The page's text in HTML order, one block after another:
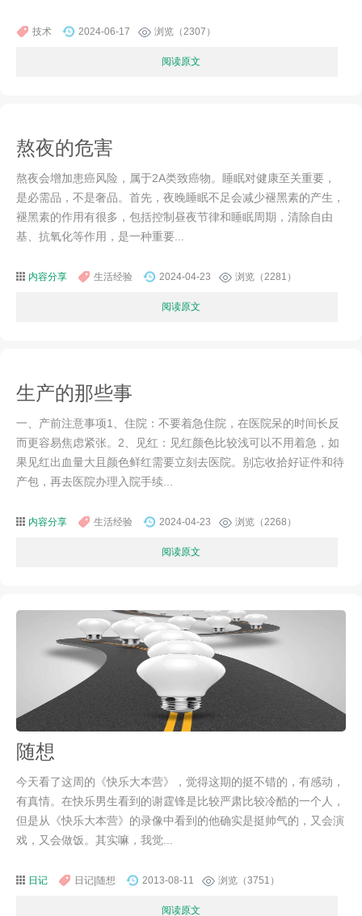
技术 2024-06-17 浏览（2307）
阅读原文
熬夜的危害
熬夜会增加患癌风险，属于2A类致癌物。睡眠对健康至关重要，
是必需品，不是奢品。首先，夜晚睡眠不足会减少褪黑素的产生，
褪黑素的作用有很多，包括控制昼夜节律和睡眠周期，清除自由
基、抗氧化等作用，是一种重要...
内容分享 生活经验 2024-04-23 浏览（2281）
阅读原文
生产的那些事
一、产前注意事项1、住院：不要着急住院，在医院呆的时间长反
而更容易焦虑紧张。2、见红：见红颜色比较浅可以不用着急，如
果见红出血量大且颜色鲜红需要立刻去医院。别忘收拾好证件和待
产包，再去医院办理入院手续...
内容分享 生活经验 2024-04-23 浏览（2268）
阅读原文
随想
今天看了这周的《快乐大本营》，觉得这期的挺不错的，有感动，
有真情。在快乐男生看到的谢霆锋是比较严肃比较冷酷的一个人，
但是从《快乐大本营》的录像中看到的他确实是挺帅气的，又会演
戏，又会做饭。其实嘛，我觉...
日记 日记|随想 2013-08-11 浏览（3751）
阅读原文